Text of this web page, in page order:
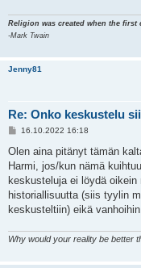
Religion was created when the first
-Mark Twain
Jenny81
Re: Onko keskustelu
V
e
t
i
16.10.2022 16:18
Olen aina pitänyt tämän
Harmi, jos/kun nämä
keskusteluja ei löydä
historiallisuutta (siis tyylin
keskusteltiin) eikä
Why would your reality be better